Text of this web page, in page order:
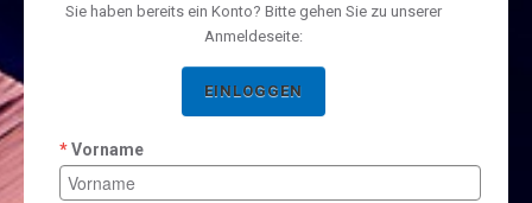
Sie haben bereits ein Konto? Bitte gehen Sie zu unserer
Anmeldeseite:
EINLOGGEN
Vorname